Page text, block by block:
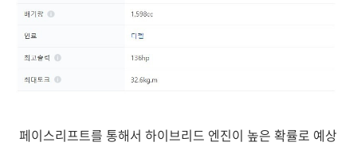
페이스리프트를 통해서 하이브리드 엔진이 높은 확률로 예상